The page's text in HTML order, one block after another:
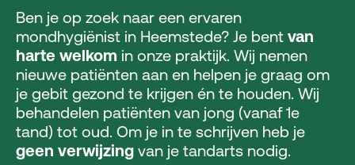
Ben je op zoek naar een ervaren
mondhygiënist in Heemstede? Je bent van
harte welkom in onze praktijk. Wij nemen
nieuwe patiënten aan en helpen je graag om
je gebit gezond te krijgen én te houden. Wij
behandelen patiënten van jong (vanaf 1e
tand) tot oud. Om je in te schrijven heb je
geen verwijzing van je tandarts nodig.